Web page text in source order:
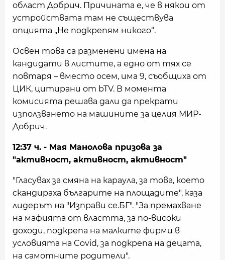
област Добрич. Причината е, че в някои от
устройствата там не съществува
опцията „Не подкрепям никого“.
Освен това са разменени имена на
кандидати в листите, а едно от тях се
повтаря – вместо осем, има 9, съобщиха от
ЦИК, цитирани от bTV. В момента
комисията решава дали да прекрати
използването на машините за целия МИР-
Добрич.
12:37 ч. - Мая Манолова призова за
"активност, активност, активност"
"Гласувах за смяна на караула, за това, което
скандираха българите на площадите", каза
лидерът на "Изправи се.БГ". "За премахване
на мафията от властта, за по-високи
доходи, подкрепа на малките фирми в
условията на Covid, за подкрепа на децата,
на самотните родители".